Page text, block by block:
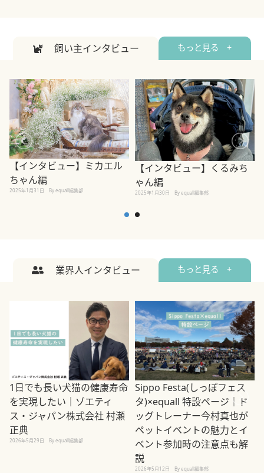
飼い主インタビュー もっと見る +
【インタビュー】ミカエル
ちゃん編
2025年1月31日 By equall編集部
【インタビュー】くるみち
ゃん編
2025年1月30日 By equall編集部
業界人インタビュー もっと見る +
1日でも長い犬猫の健康寿命
を実現したい｜ゾエティ
ス・ジャパン株式会社 村瀬
正典
2026年5月29日 By equall編集部
Sippo Festa(しっぽフェス
タ)×equall 特設ページ｜ド
ッグトレーナー今村真也が
ペットイベントの魅力とイ
ベント参加時の注意点も解
説
2026年5月12日 By equall編集部